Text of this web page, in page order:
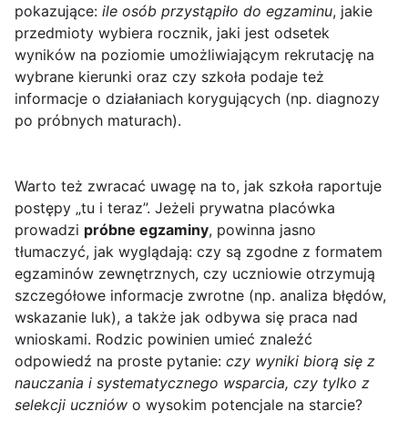
pokazujące: ile osób przystąpiło do egzaminu, jakie
przedmioty wybiera rocznik, jaki jest odsetek
wyników na poziomie umożliwiającym rekrutację na
wybrane kierunki oraz czy szkoła podaje też
informacje o działaniach korygujących (np. diagnozy
po próbnych maturach).
Warto też zwracać uwagę na to, jak szkoła raportuje
postępy „tu i teraz”. Jeżeli prywatna placówka
prowadzi próbne egzaminy, powinna jasno
tłumaczyć, jak wyglądają: czy są zgodne z formatem
egzaminów zewnętrznych, czy uczniowie otrzymują
szczegółowe informacje zwrotne (np. analiza błędów,
wskazanie luk), a także jak odbywa się praca nad
wnioskami. Rodzic powinien umieć znaleźć
odpowiedź na proste pytanie: czy wyniki biorą się z
nauczania i systematycznego wsparcia, czy tylko z
selekcji uczniów o wysokim potencjale na starcie?